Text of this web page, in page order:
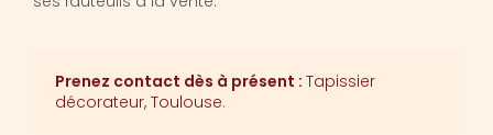
Prenez contact dès à présent : Tapissier
décorateur, Toulouse.